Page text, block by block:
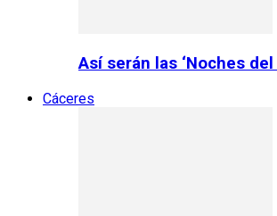
Así serán las ‘Noches
Cáceres